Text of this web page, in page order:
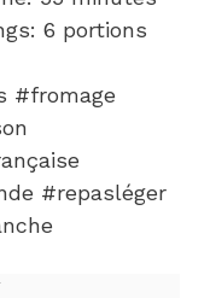
6 portions
#fromage
#repasléger